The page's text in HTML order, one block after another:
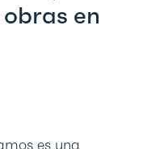
en
es una